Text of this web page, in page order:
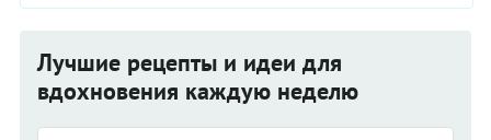
Лучшие рецепты и идеи для
вдохновения каждую неделю